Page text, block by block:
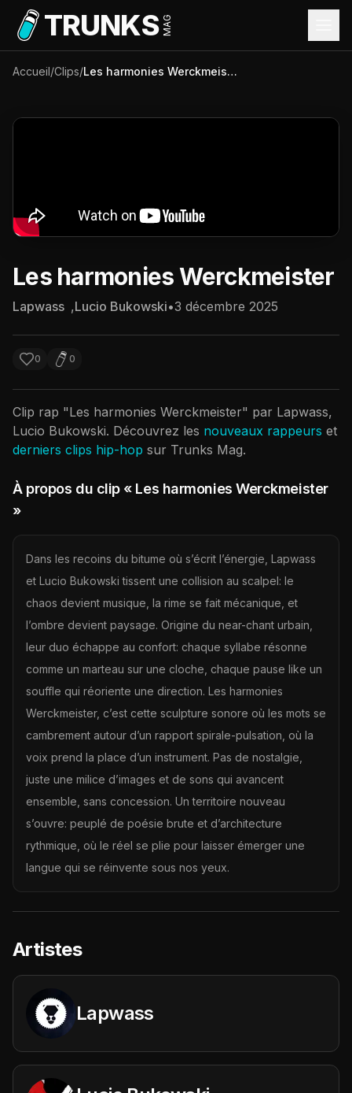
Aller au contenu principal
TRUNKSMAG
Accueil/Clips/ Les harmonies Werckmeister
Les harmonies Werckmeister
Lapwass ,Lucio Bukowski•3 décembre 2025
0 0
Clip rap "Les harmonies Werckmeister" par Lapwass,
Lucio Bukowski. Découvrez les nouveaux rappeurs et
derniers clips hip-hop sur Trunks Mag.
À propos du clip« Les harmonies Werckmeister
»
Dans les recoins du bitume où s’écrit l’énergie, Lapwass
et Lucio Bukowski tissent une collision au scalpel: le
chaos devient musique, la rime se fait mécanique, et
l’ombre devient paysage. Origine du near-chant urbain,
leur duo échappe au confort: chaque syllabe résonne
comme un marteau sur une cloche, chaque pause like un
souffle qui réoriente une direction. Les harmonies
Werckmeister, c’est cette sculpture sonore où les mots se
cambrement autour d’un rapport spirale-pulsation, où la
voix prend la place d’un instrument. Pas de nostalgie,
juste une milice d’images et de sons qui avancent
ensemble, sans concession. Un territoire nouveau
s’ouvre: peuplé de poésie brute et d’architecture
rythmique, où le réel se plie pour laisser émerger une
langue qui se réinvente sous nos yeux.
Artistes
Lapwass